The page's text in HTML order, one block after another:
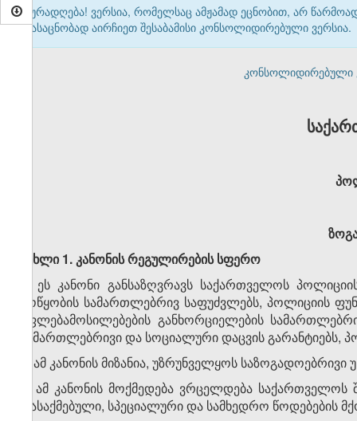
ყურადღება! ვერსია, რომელსაც ამჟამად ეცნობით, არ
გასაცნობად აირჩიეთ შესაბამისი კონსოლიდირებული ვერსია.
კონსოლიდირებული
მუხლი 1. კანონის რეგულირების სფერო
1. ეს კანონი განსაზღვრავს საქართველოს
მოწყობის სამართლებრივ საფუძვლებს, პოლიციის
უფლებამოსილებების განხორციელების
სამართლებრივი და სოციალური დაცვის გარანტიებს,
2. ამ კანონის მიზანია, უზრუნველყოს
3. ამ კანონის მოქმედება ვრცელდება საქართველოს
დასაქმებული, სპეციალური და სამხედრო წოდებების